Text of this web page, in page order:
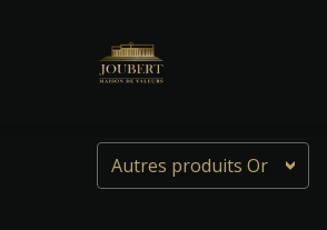
Autres produits Or